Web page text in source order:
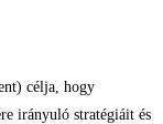
célja, hogy
irányuló stratégiáit és